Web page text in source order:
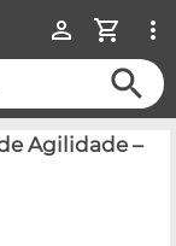
Agilidade –